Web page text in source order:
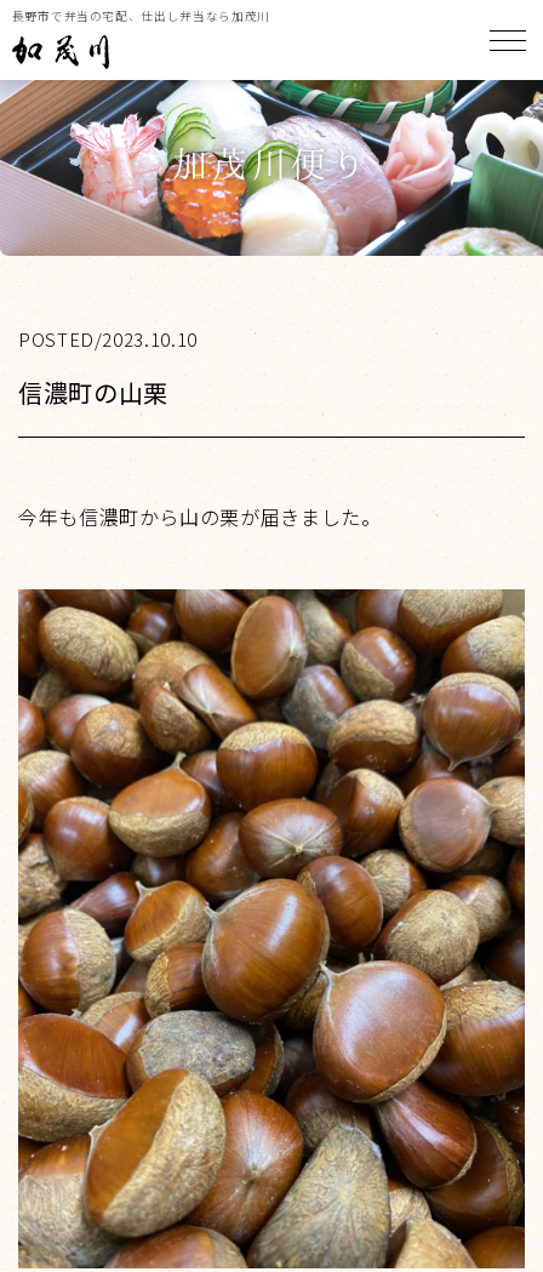
長野市で弁当の宅配、仕出し弁当なら加茂川
メ
加茂川便り
POSTED/2023.10.10
信濃町の山栗
今年も信濃町から山の栗が届きました。